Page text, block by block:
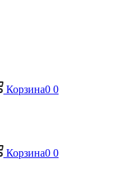
Корзина0 0
Корзина0 0